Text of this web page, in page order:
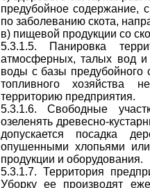
предубойное содержание,
по заболеванию скота,
в) пищевой продукции со
5.3.1.5. Панировка
атмосферных, талых вод
воды с базы предубойного
топливного хозяйства
территорию предприятия.
5.3.1.6. Свободные
озеленять древесно-
допускается посадка
опушенными хлопьями
продукции и оборудования.
5.3.1.7. Территория
Уборку ее производят